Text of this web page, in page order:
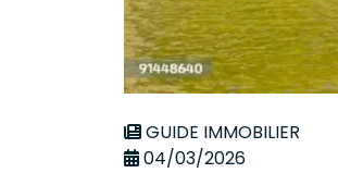
GUIDE IMMOBILIER
04/03/2026